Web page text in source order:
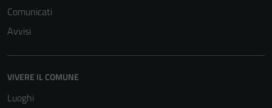
Comunicati
Avvisi
VIVERE IL COMUNE
Luoghi